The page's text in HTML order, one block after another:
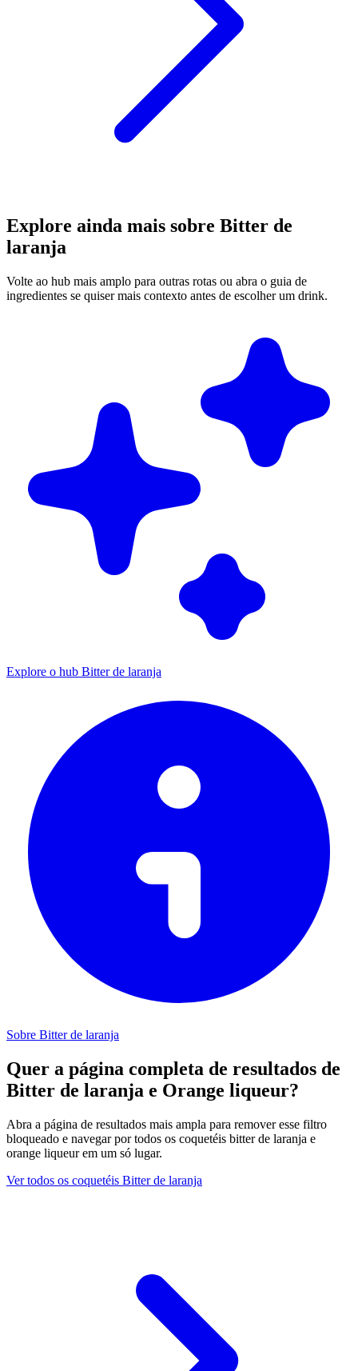
Explore ainda mais sobre Bitter de
laranja
Volte ao hub mais amplo para outras rotas ou abra o guia de
ingredientes se quiser mais contexto antes de escolher um drink.
Explore o hub Bitter de laranja
Sobre Bitter de laranja
Quer a página completa de resultados de
Bitter de laranja e Orange liqueur?
Abra a página de resultados mais ampla para remover esse filtro
bloqueado e navegar por todos os coquetéis bitter de laranja e
orange liqueur em um só lugar.
Ver todos os coquetéis Bitter de laranja